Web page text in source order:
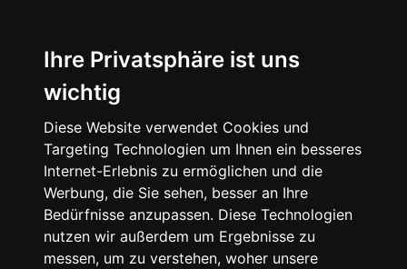
Ihre Privatsphäre ist uns
wichtig
Diese Website verwendet Cookies und
Targeting Technologien um Ihnen ein besseres
Internet-Erlebnis zu ermöglichen und die
Werbung, die Sie sehen, besser an Ihre
Bedürfnisse anzupassen. Diese Technologien
nutzen wir außerdem um Ergebnisse zu
messen, um zu verstehen, woher unsere